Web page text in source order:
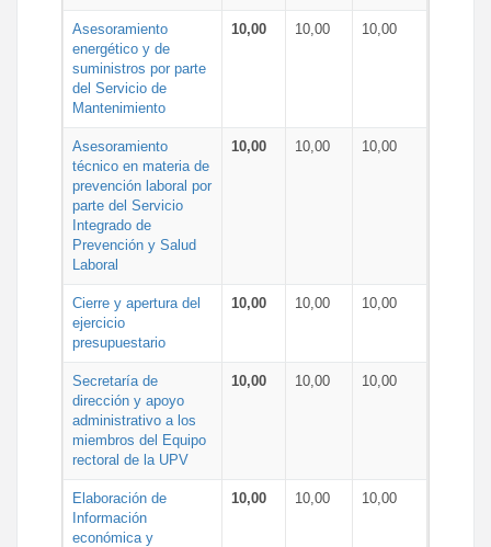
Asesoramiento
energético y de
suministros por parte
del Servicio de
Mantenimiento
10,00 10,00 10,00
Asesoramiento
técnico en materia de
prevención laboral por
parte del Servicio
Integrado de
Prevención y Salud
Laboral
10,00 10,00 10,00
Cierre y apertura del
ejercicio
presupuestario
10,00 10,00 10,00
Secretaría de
dirección y apoyo
administrativo a los
miembros del Equipo
rectoral de la UPV
10,00 10,00 10,00
Elaboración de
Información
económica y
10,00 10,00 10,00